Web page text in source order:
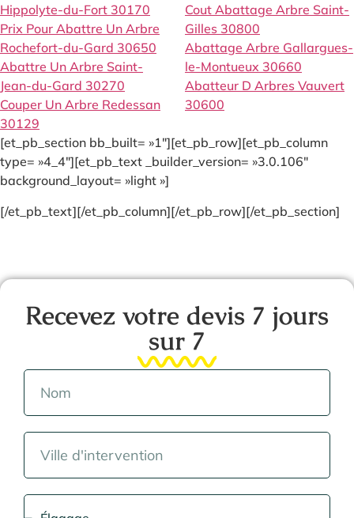
Hippolyte-du-Fort 30170
Prix Pour Abattre Un Arbre
Rochefort-du-Gard 30650
Abattre Un Arbre Saint-
Jean-du-Gard 30270
Couper Un Arbre Redessan
30129
Cout Abattage Arbre Saint-
Gilles 30800
Abattage Arbre Gallargues-
le-Montueux 30660
Abatteur D Arbres Vauvert
30600
[et_pb_section bb_built= »1″][et_pb_row][et_pb_column
type= »4_4″][et_pb_text _builder_version= »3.0.106″
background_layout= »light »]
[/et_pb_text][/et_pb_column][/et_pb_row][/et_pb_section]
Recevez votre devis 7 jours
sur 7